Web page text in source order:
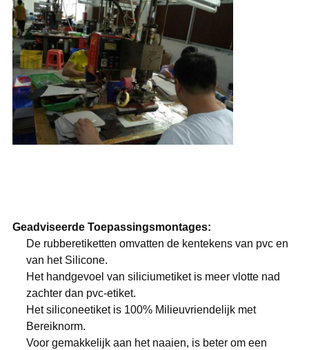
Geadviseerde Toepassingsmontages:
De rubberetiketten omvatten de kentekens van pvc en
van het Silicone.
Het handgevoel van siliciumetiket is meer vlotte nad
zachter dan pvc-etiket.
Het siliconeetiket is 100% Milieuvriendelijk met
Bereiknorm.
Voor gemakkelijk aan het naaien, is beter om een